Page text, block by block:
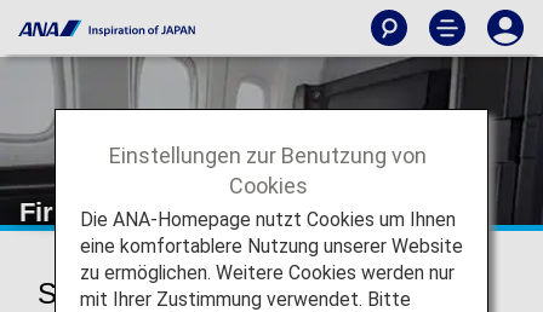
First Class
Services für Passagiere der First
Einstellungen zur Benutzung von
Cookies
Die ANA-Homepage nutzt Cookies um Ihnen
eine komfortablere Nutzung unserer Website
zu ermöglichen. Weitere Cookies werden nur
mit Ihrer Zustimmung verwendet. Bitte